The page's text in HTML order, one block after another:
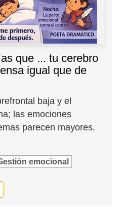
que ... tu cerebro
igual que de
baja y el
las emociones
parecen mayores.
emocional